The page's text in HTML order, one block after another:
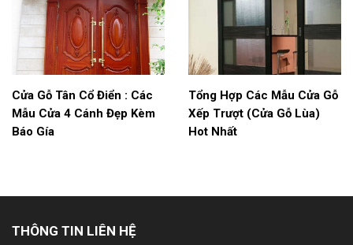
Cửa Gỗ Tân Cổ Điển : Các
Mẫu Cửa 4 Cánh Đẹp Kèm
Báo Gía
Tổng Hợp Các Mẫu Cửa Gỗ
Xếp Trượt (Cửa Gỗ Lùa)
Hot Nhất
THÔNG TIN LIÊN HỆ